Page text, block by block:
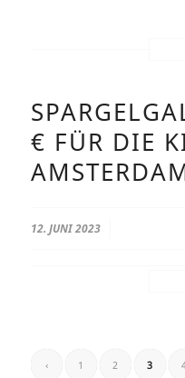
€ FÜR DIE
12. JUNI 2023
‹ 1 2 3